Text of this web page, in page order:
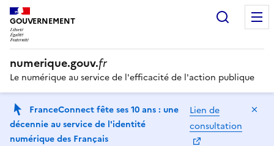
GOUVERNEMENT
numerique.gouv.fr
Le numérique au service de l'efficacité de l'action publique
FranceConnect fête ses 10 ans : une
décennie au service de l'identité
numérique des Français
Lien de
consultation